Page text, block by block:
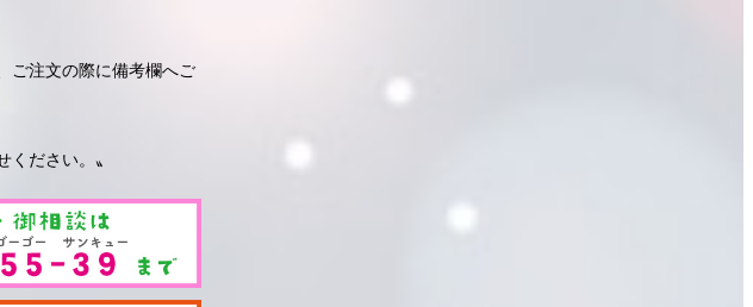
注文の際に備考欄へご
ください。〟